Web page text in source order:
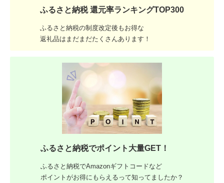
ふるさと納税 還元率ランキングTOP300
ふるさと納税の制度改定後もお得な
返礼品はまだまだたくさんあります！
ふるさと納税でポイント大量GET！
ふるさと納税でAmazonギフトコードなど
ポイントがお得にもらえるって知ってましたか？